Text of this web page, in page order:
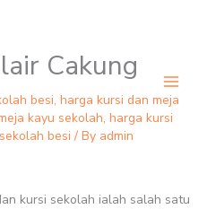
Cakung
besi, harga kursi dan meja
kayu sekolah, harga kursi
besi / By admin
kursi sekolah ialah salah satu